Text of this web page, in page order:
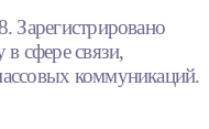
сфере связи,
коммуникаций.